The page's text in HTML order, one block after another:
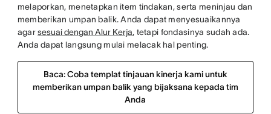
melaporkan, menetapkan item tindakan, serta meninjau dan
memberikan umpan balik. Anda dapat menyesuaikannya
agarsesuai dengan Alur Kerja, tetapi fondasinya sudah ada.
Anda dapat langsung mulai melacak hal penting.
Baca: Coba templat tinjauan kinerja kami untuk
memberikan umpan balik yang bijaksana kepada tim
Anda